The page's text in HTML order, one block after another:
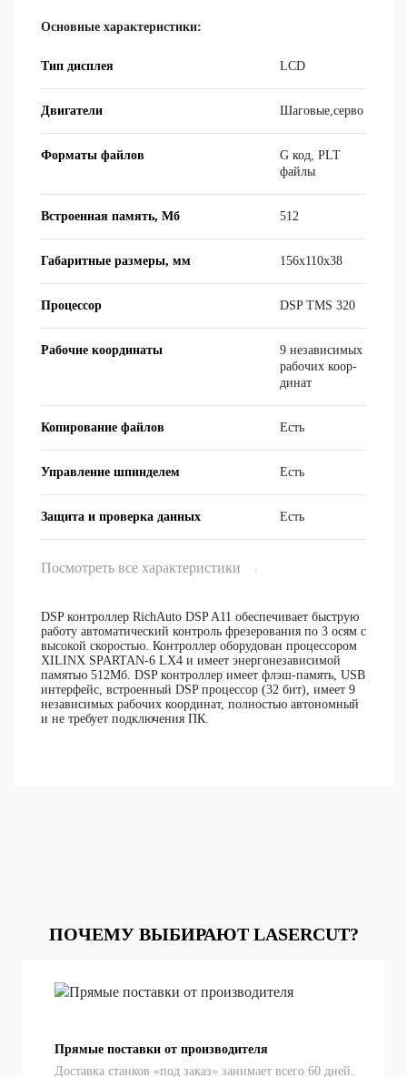
ВОПРОСЫ
Основные характеристики:
Тип дисплея LCD
Двигатели Ша­го­вые,сер­во
Форматы файлов
G код, PLT
фай­лы
Встроенная память, Мб 512
Габаритные размеры, мм 156x110x38
Процессор DSP TMS 320
Рабочие координаты
9 неза­ви­си­мых
ра­бо­чих ко­ор­
ди­нат
Копирование файлов Есть
Управление шпинделем Есть
Защита и проверка данных Есть
Посмотреть все характеристики
DSP контроллер RichAuto DSP A11 обеспечивает быструю
работу автоматический контроль фрезерования по 3 осям с
высокой скоростью. Контроллер оборудован процессором
XILINX SPARTAN-6 LX4 и имеет энергонезависимой
памятью 512Мб. DSP контроллер имеет флэш-память, USB
интерфейс, встроенный DSP процессор (32 бит), имеет 9
независимых рабочих координат, полностью автономный
и не требует подключения ПК.
ПОЧЕМУ ВЫБИРАЮТ LASERCUT?
Прямые поставки от производителя
Доставка станков «под заказ» занимает всего 60 дней.